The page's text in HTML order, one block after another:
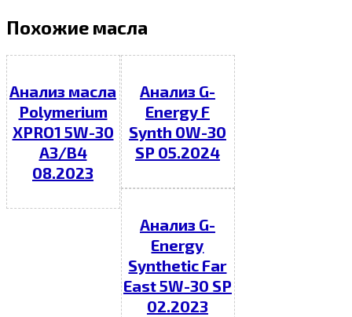
Похожие масла
Анализ масла
Polymerium
XPRO1 5W-30
A3/B4
08.2023
Анализ G-
Energy F
Synth 0W-30
SP 05.2024
Анализ G-
Energy
Synthetic Far
East 5W-30 SP
02.2023